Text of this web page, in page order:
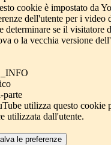
cookie è impostato da
dell'utente per i video
determinare se il visitatore
o la vecchia versione
parte
utilizza questo cookie
utilizzata dall'utente.
le preferenze